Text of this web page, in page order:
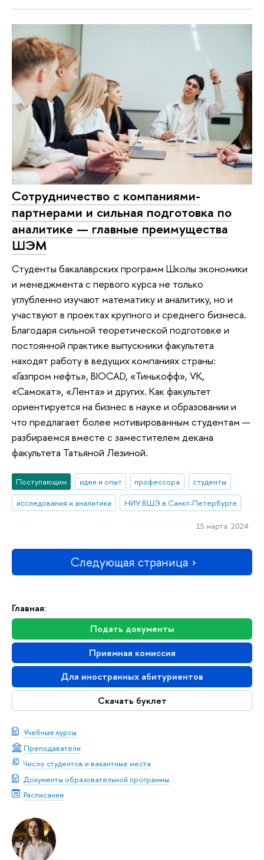
Главная:
Подать документы
Приемная комиссия
Для иностранных абитуриентов
Скачать буклет
Учебные курсы
Преподаватели
Число студентов и вакантные места
Документы образовательной программы
Расписание
Сотрудничество с компаниями-
партнерами и сильная подготовка по
аналитике — главные преимущества
ШЭМ
Студенты бакалаврских программ Школы экономики
и менеджмента с первого курса не только
углубленно изучают математику и аналитику, но и
участвуют в проектах крупного и среднего бизнеса.
Благодаря сильной теоретической подготовке и
постоянной практике выпускники факультета
находят работу в ведущих компаниях страны:
«Газпром нефть», BIOCAD, «Тинькофф», VK,
«Самокат», «Лента» и других. Как факультет
ориентируется на бизнес в науке и образовании и
что предлагает более мотивированным студентам —
разбираемся вместе с заместителем декана
факультета Татьяной Лезиной.
Поступающим идеи и опыт профессора
студенты
исследования и аналитика
НИУ ВШЭ в Санкт-Петербурге
15 марта 2024
Следующая страница